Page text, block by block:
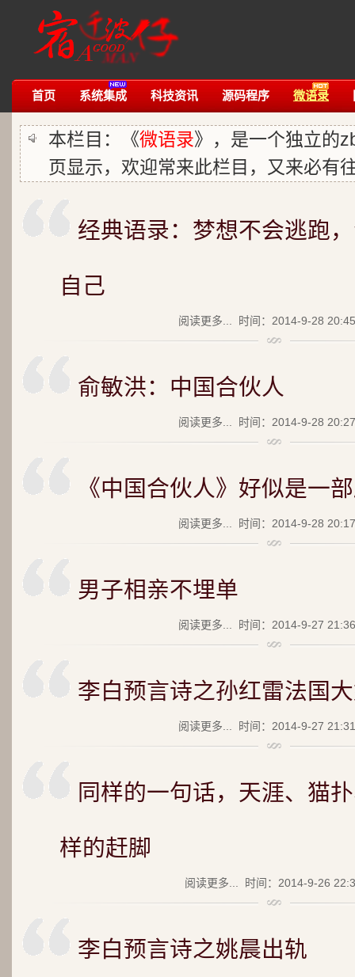
首页 系统集成 科技资讯 源码程序 微语录
本栏目：《微语录》，是一个独立的
页显示，欢迎常来此栏目，又来必有
经典语录：梦想不会逃跑
自己
阅读更多... 时间：2014-9-28
俞敏洪：中国合伙人
阅读更多... 时间：2014-9-28
《中国合伙人》好似是一
阅读更多... 时间：2014-9-28
男子相亲不埋单
阅读更多... 时间：2014-9-27
李白预言诗之孙红雷法国
阅读更多... 时间：2014-9-27
同样的一句话，天涯、猫
样的赶脚
阅读更多... 时间：2014-9-26
李白预言诗之姚晨出轨